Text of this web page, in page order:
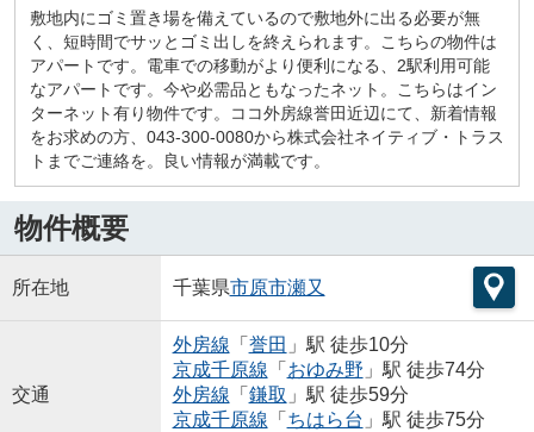
敷地内にゴミ置き場を備えているので敷地外に出る必要が無
く、短時間でサッとゴミ出しを終えられます。こちらの物件は
アパートです。電車での移動がより便利になる、2駅利用可能
なアパートです。今や必需品ともなったネット。こちらはイン
ターネット有り物件です。ココ外房線誉田近辺にて、新着情報
をお求めの方、043-300-0080から株式会社ネイティブ・トラス
トまでご連絡を。良い情報が満載です。
物件概要
所在地 千葉県市原市瀬又
交通
外房線 「 誉田 」駅 徒歩10分
京成千原線 「 おゆみ野 」駅 徒歩74分
外房線 「 鎌取 」駅 徒歩59分
京成千原線 「 ちはら台 」駅 徒歩75分